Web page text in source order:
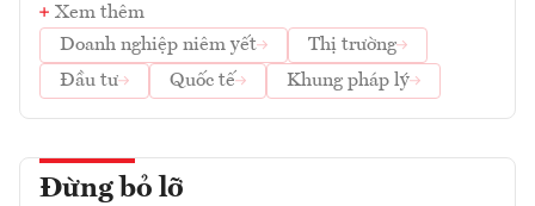
Xem thêm
Doanh nghiệp niêm yết
Thị trường
Đầu tư
Quốc tế Khung pháp lý
Đừng bỏ lỡ